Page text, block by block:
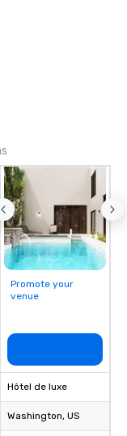
Promote your
venue
Hôtel de luxe
Washington, US